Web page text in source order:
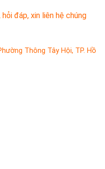
đáp, xin liên hệ chúng
Thông Tây Hội, TP. Hồ